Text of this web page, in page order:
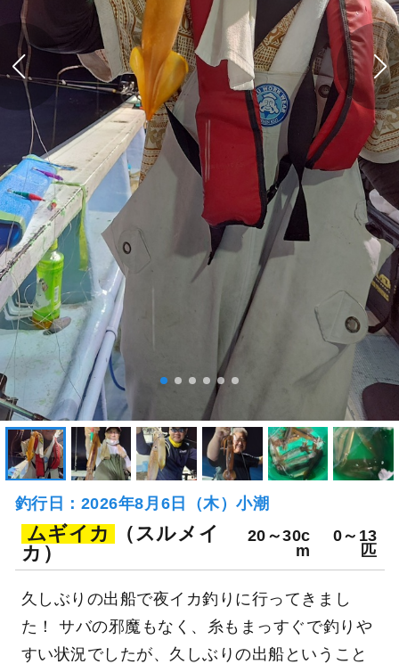
釣行日：2026年8月6日（木）小潮
ムギイカ
（スルメイ
カ）
20～30c
m
0～13
匹
久しぶりの出船で夜イカ釣りに行ってきまし
た！ サバの邪魔もなく、糸もまっすぐで釣りや
すい状況でしたが、久しぶりの出船ということ